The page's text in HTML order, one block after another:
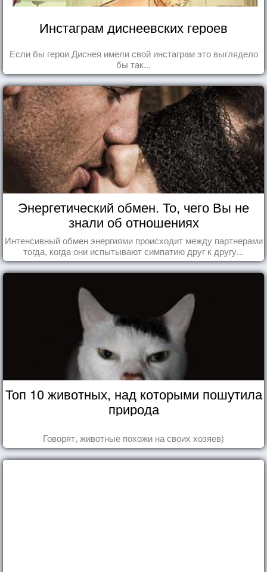
Инстаграм диснеевских героев
Если бы герои Диснея имели свой инстаграм это выглядело
бы так...
Энергетический обмен. То, чего Вы не
знали об отношениях
Интенсивный обмен энергиями происходит между партнерами
тогда, когда они испытывают симпатию друг к другу...
Топ 10 животных, над которыми пошутила
природа
Говорят, животные похожи на своих хозяев)